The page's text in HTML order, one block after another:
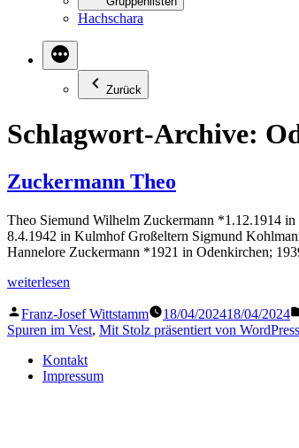
Hachschara
Zurück
Schlagwort-Archive:
Zuckermann Theo
Theo Siemund Wilhelm Zuckermann *1.12.1914
8.4.1942 in Kulmhof Großeltern Sigmund
Hannelore Zuckermann *1921 in Odenkirchen;
„Zuckermann
weiterlesen
Veröffentlicht
von
Franz-Josef Wittstamm 18/04/202418/04/2024
Spuren im Vest, Mit Stolz präsentiert von
Kontakt
Impressum